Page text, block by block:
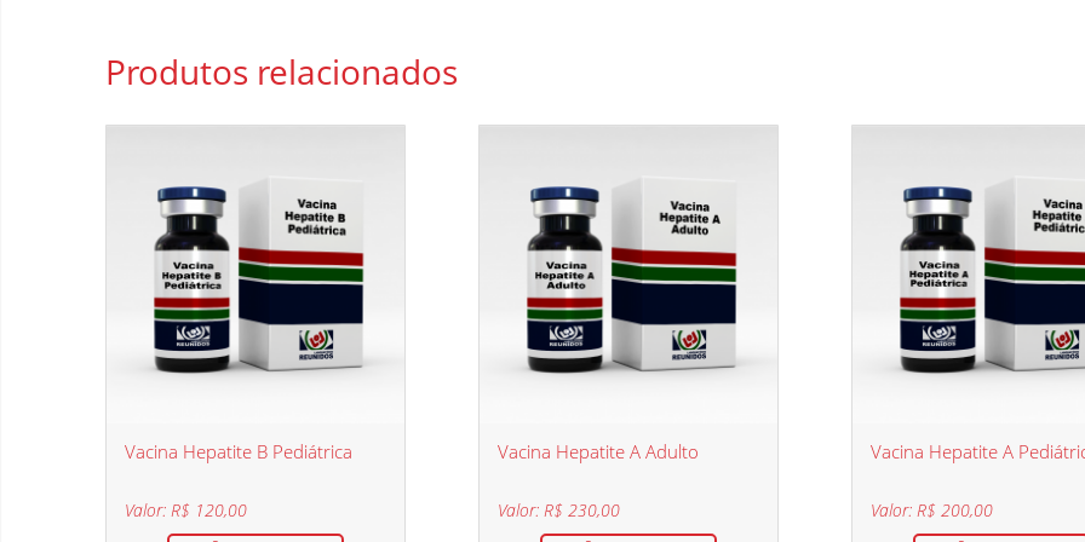
Produtos relacionados
Vacina Hepatite B Pediátrica
Valor: R$ 120,00
Vacina Hepatite A Adulto
Valor: R$ 230,00
Vacina Hepatite A
Valor: R$ 200,00